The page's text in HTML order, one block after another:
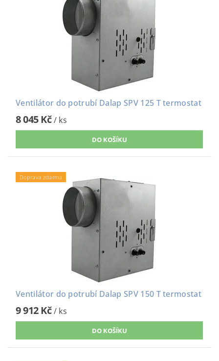
Ventilátor do potrubí Dalap SPV 125 T termostat
8 045 Kč/ ks
Doprava zdarma
Ventilátor do potrubí Dalap SPV 150 T termostat
9 912 Kč/ ks